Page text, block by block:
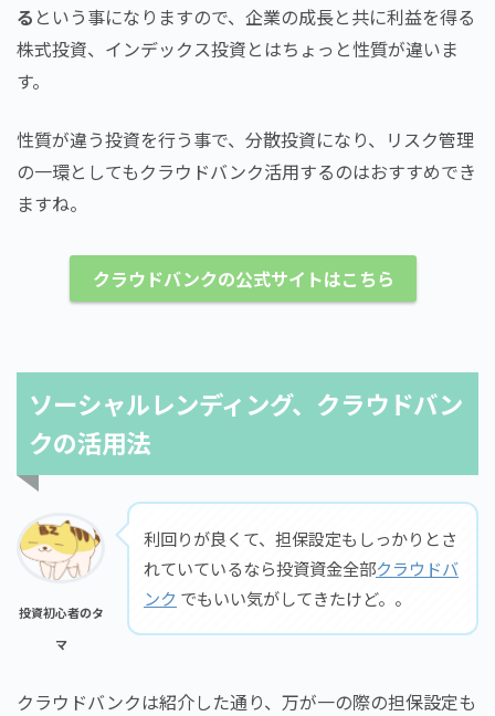
る という事になりますので、企業の成長と共に利益を得る
株式投資、インデックス投資とはちょっと性質が違いま
す。
性質が違う投資を行う事で、分散投資になり、リスク管理
の一環としてもクラウドバンク活用するのはおすすめでき
ますね。
クラウドバンクの公式サイトはこちら
ソーシャルレンディング、クラウドバン
クの活用法
投資初心者のタ
マ
利回りが良くて、担保設定もしっかりとさ
れていているなら投資資金全部クラウドバ
ンク でもいい気がしてきたけど。。
クラウドバンクは紹介した通り、万が一の際の担保設定も